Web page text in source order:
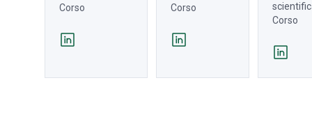
Corso
Corso
Corso